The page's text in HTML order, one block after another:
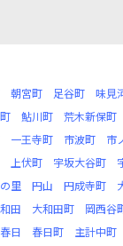
朝宮町 足谷町 味見
鮎川町 荒木新保町
一王寺町 市波町 市
上伏町 宇坂大谷町
里 円山 円成寺町
田 大和田町 岡西谷
春日 春日町 主計中町